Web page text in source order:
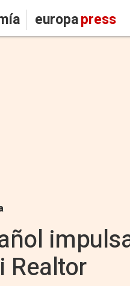
europapress
Realtor